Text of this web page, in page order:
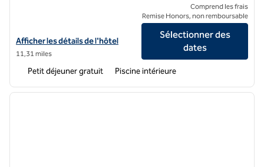
Afficher les détails de l'hôtel Embassy Suites by Hilton San Diego La
Afficher les détails de l'hôtel
11,31 miles
Comprend les frais
Remise Honors, non remboursable
Sélectionner des
dates
Petit déjeuner gratuit Piscine intérieure
1 sur 12